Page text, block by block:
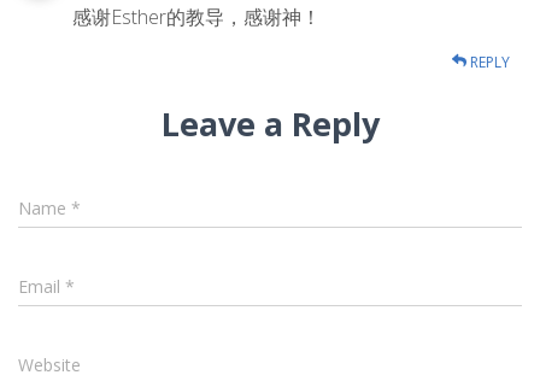
感谢Esther的教导，感谢神！
REPLY
Leave a Reply
Name *
Email *
Website